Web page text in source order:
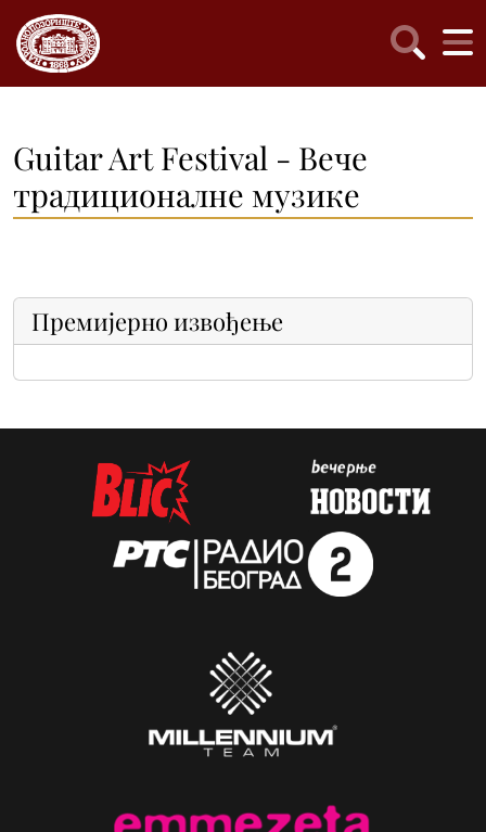
Guitar Art Festival - Вече
традиционалне музике
Премијерно извођење